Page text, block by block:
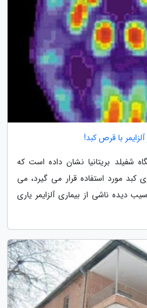
با قرص کبد!
شفیلد بریتانیا نشان داده است که
کبد مورد استفاده قرار می گیرد، می
دیده ناشی از بیماری آلزایمر یاری